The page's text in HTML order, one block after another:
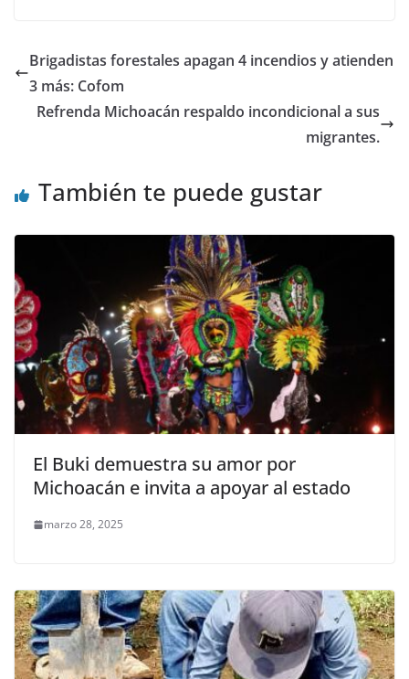
Brigadistas forestales apagan 4 incendios y atienden
3 más: Cofom
Refrenda Michoacán respaldo incondicional a sus
migrantes.
También te puede gustar
El Buki demuestra su amor por
Michoacán e invita a apoyar al estado
marzo 28, 2025